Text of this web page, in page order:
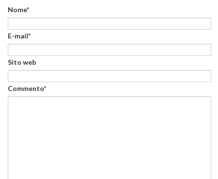
Nome*
E-mail*
Sito web
Commento*